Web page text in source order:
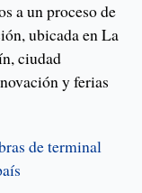
a un proceso de
ubicada en La
ciudad
y ferias
de terminal